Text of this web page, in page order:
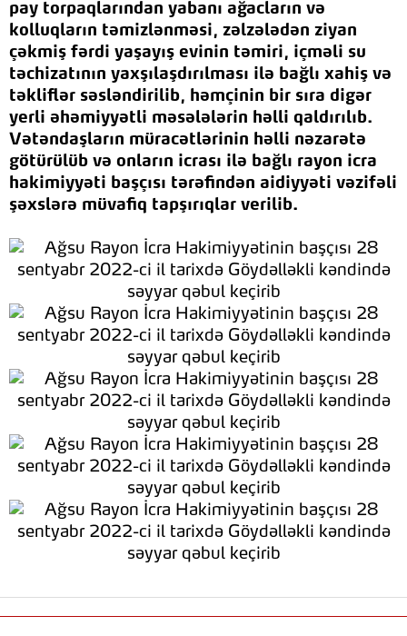
pay torpaqlarından yabanı ağacların və
kolluqların təmizlənməsi, zəlzələdən ziyan
çəkmiş fərdi yaşayış evinin təmiri, içməli su
təchizatının yaxşılaşdırılması ilə bağlı xahiş və
təkliflər səsləndirilib, həmçinin bir sıra digər
yerli əhəmiyyətli məsələlərin həlli qaldırılıb.
Vətəndaşların müracətlərinin həlli nəzarətə
götürülüb və onların icrası ilə bağlı rayon icra
hakimiyyəti başçısı tərəfindən aidiyyəti vəzifəli
şəxslərə müvafiq tapşırıqlar verilib.